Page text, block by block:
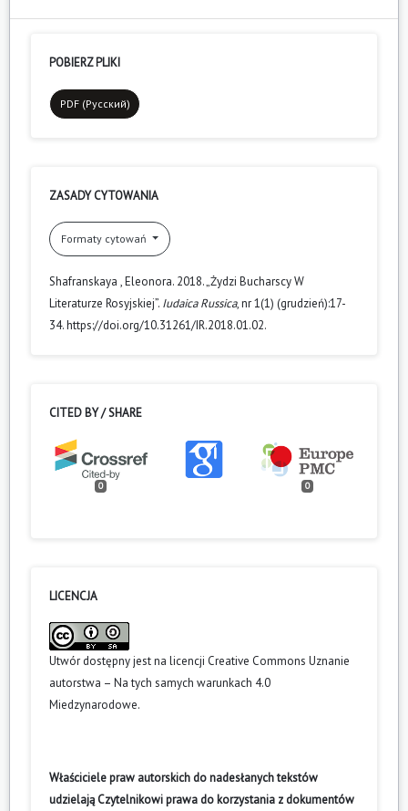
POBIERZ PLIKI
PDF (Русский)
ZASADY CYTOWANIA
Formaty cytowań
Shafranskaya , Eleonora. 2018. „Żydzi Bucharscy W
Literaturze Rosyjskiej”. Iudaica Russica, nr 1(1) (grudzień):17-
34. https://doi.org/10.31261/IR.2018.01.02.
CITED BY / SHARE
0 0
LICENCJA
Utwór dostępny jest na licencji Creative Commons Uznanie
autorstwa – Na tych samych warunkach 4.0
Miedzynarodowe.
Właściciele praw autorskich do nadesłanych tekstów
udzielają Czytelnikowi prawa do korzystania z dokumentów